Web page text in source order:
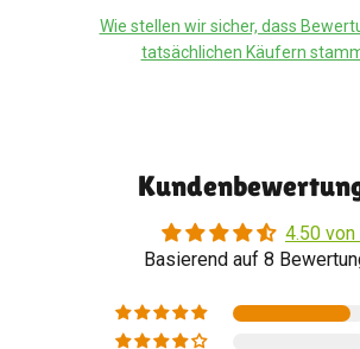
Wie stellen wir sicher, dass
tatsächlichen Käufern
4.50 von
Basierend auf 8